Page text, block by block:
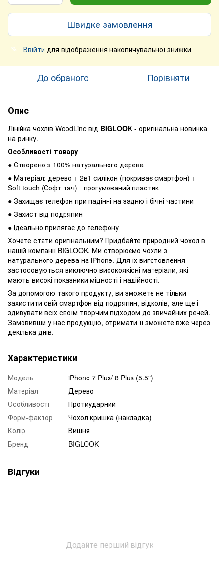
Швидке замовлення
% Ввійти для відображення накопичувальної знижки
До обраного Порівняти
Опис
Лінійка чохлів WoodLine від BIGLOOK - оригінальна новинка
на ринку.
Особливості товару
● Створено з 100% натурального дерева
● Матеріал: дерево + 2в1 силікон (покриває смартфон) +
Soft-touch (Софт тач) - прогумований пластик
● Захищає телефон при падінні на задню і бічні частини
● Захист від подряпин
● Ідеально прилягає до телефону
Хочете стати оригінальним? Придбайте природний чохол в
нашій компанії BIGLOOK. Ми створюємо чохли з
натурального дерева на iPhone. Для їх виготовлення
застосовуються виключно високоякісні матеріали, які
мають високі показники міцності і надійності.
За допомогою такого продукту, ви зможете не тільки
захистити свій смартфон від подряпин, відколів, але ще і
здивувати всіх своїм творчим підходом до звичайних речей.
Замовивши у нас продукцію, отримати її зможете вже через
декілька днів.
Характеристики
Модель
iPhone 7 Plus/ 8 Plus (5.5")
Матеріал
Дерево
Особливості
Протиударний
Форм-фактор
Чохол кришка (накладка)
Колір
Вишня
Бренд
BIGLOOK
Відгуки
Додайте перший відгук